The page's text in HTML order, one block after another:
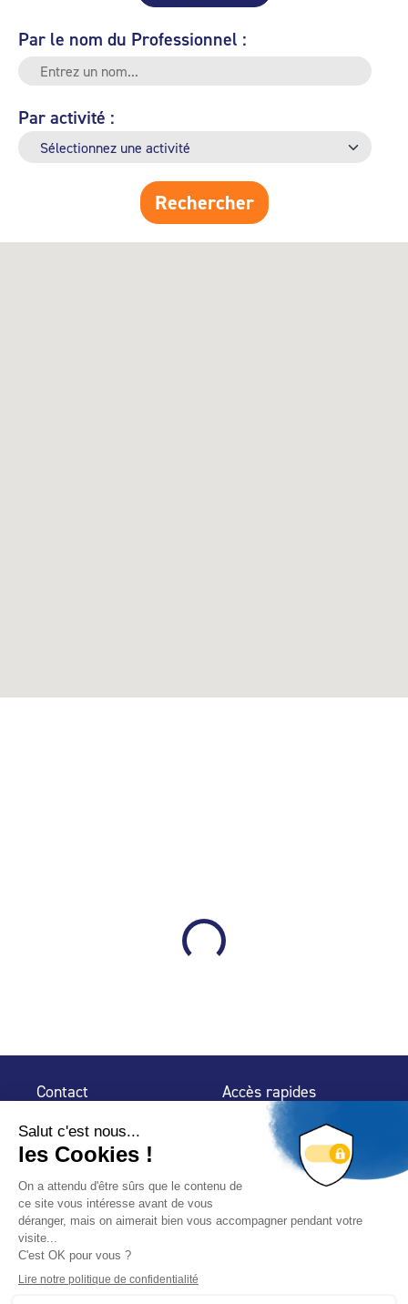
Par le nom du Professionnel :
Par activité :
Contact
32 rue de Mogador
75 009 Paris
Accès rapides
Espace Presse
Trouver un
professionnel
Nous suivre